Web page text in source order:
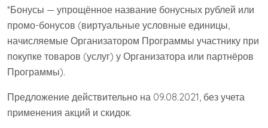
*Бонусы — упрощённое название бонусных рублей или
промо-бонусов (виртуальные условные единицы,
начисляемые Организатором Программы участнику при
покупке товаров (услуг) у Организатора или партнёров
Программы).
Предложение действительно на 09.08.2021, без учета
применения акций и скидок.